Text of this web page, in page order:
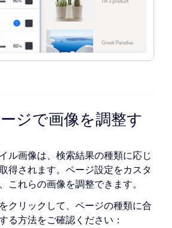
クして検索バーの枠線の色を
スライダーをドラッグして不
調整します。
フォント・色：カラーボック
不透明度・色：カラーボッ
ックしてアイコンの色を選
します。
：カラーボックス
クして枠線の色を選択し、ス
をドラッグして不透明度を調
：検索結果ページの下部に
ジ送りバーを以下のオプショ
タマイズします：
トフォント・色：該当するテ
式を調整します。
クリックして、ページ送りバ
択したページのテキスト色を
ます。
ハイライト：以下のオプシ
して、検索結果ページでハ
れたテキストの表示方法を
ジで画像を調整す
ル画像は、検索結果の種類に応じ
得されます。ページ設定をカスタ
これらの画像を調整できます。
クリックして、ページの種類に合
る方法をご確認ください：